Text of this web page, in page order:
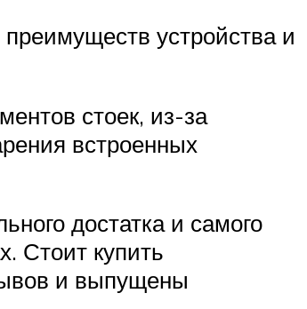
устройства и
стоек, из-за
встроенных
достатка и самого
Стоит купить
и выпущены